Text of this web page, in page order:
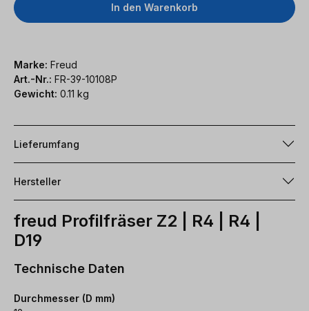
In den Warenkorb
Marke: Freud
Art.-Nr.: FR-39-10108P
Gewicht: 0.11 kg
Lieferumfang
Hersteller
freud Profilfräser Z2 | R4 | R4 |
D19
Technische Daten
Durchmesser (D mm)